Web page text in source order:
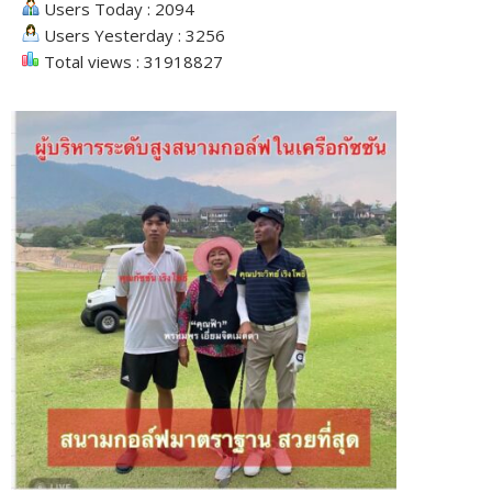
Users Today : 2094
Users Yesterday : 3256
Total views : 31918827